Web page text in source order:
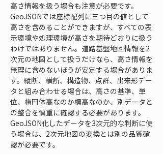
高さ情報を扱う場合も注意が必要です。
GeoJSONでは座標配列に三つ目の値として
高さを含めることができますが、すべての表
示環境や処理環境が高さを期待どおりに扱う
わけではありません。道路基盤地図情報を2
次元の地図として扱うだけなら、高さ情報を
無理に含めないほうが安定する場合がありま
す。縦断、横断、構造物、点群、出来形デー
タと組み合わせる場合は、高さの基準、単
位、楕円体高なのか標高なのか、別データと
の整合を慎重に確認する必要があります。
GeoJSON化したデータを3次元的な判断に使
う場合は、2次元地図の変換とは別の品質確
認が必要です。